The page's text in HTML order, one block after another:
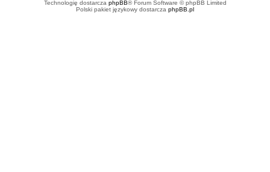
Technologię dostarcza phpBB® Forum Software © phpBB Limited
Polski pakiet językowy dostarcza phpBB.pl